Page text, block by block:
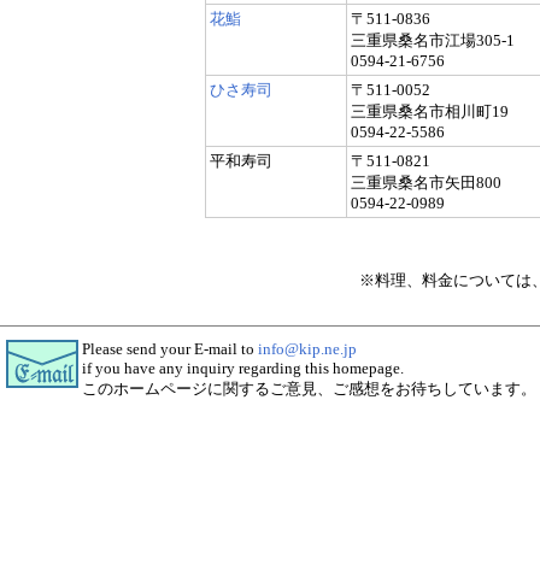
花鮨
〒511-0836
三重県桑名市江場305-1
0594-21-6756
ひさ寿司
〒511-0052
三重県桑名市相川町19
0594-22-5586
平和寿司
〒511-0821
三重県桑名市矢田800
0594-22-0989
※料理、料金については
Please send your E-mail to info@kip.ne.jp
if you have any inquiry regarding this homepage.
このホームページに関するご意見、ご感想をお待ちしています。